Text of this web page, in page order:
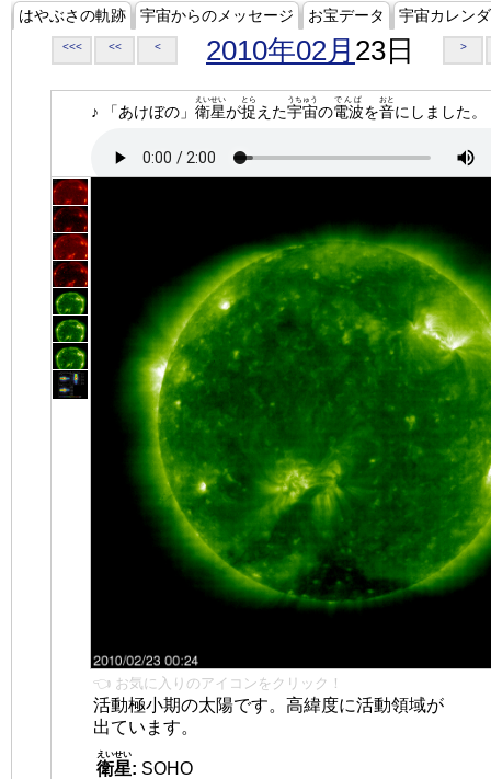
はやぶさの軌跡 宇宙からのメッセージ お宝データ 宇宙カレン
<<< << < 2010年02月 23日 >
♪ 「あけぼの」 衛星
えいせい
が捉
とら
えた宇宙
うちゅう
の電波
でんぱ
を音
おと
にしました。
👈 お気に入りのアイコンをクリック！
活動極小期の太陽です。高緯度に活動領域が
出ています。
衛星
えいせい
: SOHO